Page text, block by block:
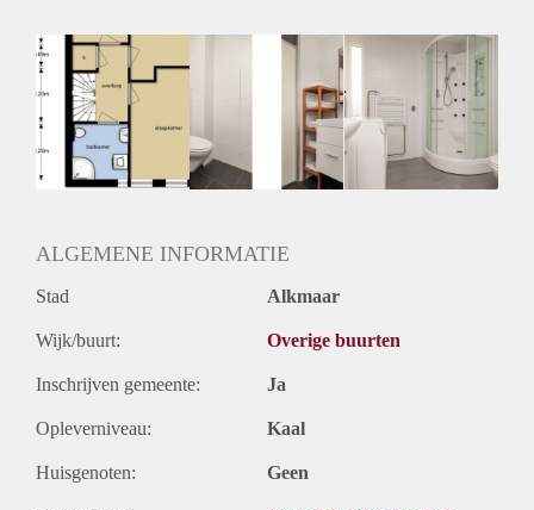
Huisdieren toegestaan: Afhankelijk van de Eigenaar
Huurtoeslag grens: Nee
Geschikt voor studenten: Afhankelijk van de Eigenaar
ALGEMENE INFORMATIE
Stad Alkmaar
Wijk/buurt: Overige buurten
Inschrijven gemeente: Ja
Opleverniveau: Kaal
Huisgenoten: Geen